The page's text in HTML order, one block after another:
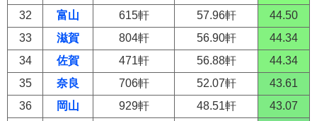
32
富山 615軒 57.96軒
44.50
33
滋賀 804軒 56.90軒
44.34
34
佐賀 471軒 56.88軒
44.34
35
奈良 706軒 52.07軒
43.61
36
岡山 929軒 48.51軒
43.07